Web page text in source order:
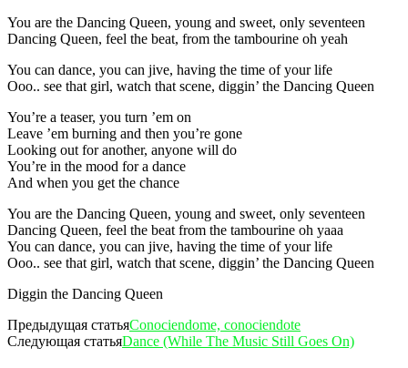
You are the Dancing Queen, young and sweet, only seventeen
Dancing Queen, feel the beat, from the tambourine oh yeah
You can dance, you can jive, having the time of your life
Ooo.. see that girl, watch that scene, diggin’ the Dancing Queen
You’re a teaser, you turn ’em on
Leave ’em burning and then you’re gone
Looking out for another, anyone will do
You’re in the mood for a dance
And when you get the chance
You are the Dancing Queen, young and sweet, only seventeen
Dancing Queen, feel the beat from the tambourine oh yaaa
You can dance, you can jive, having the time of your life
Ooo.. see that girl, watch that scene, diggin’ the Dancing Queen
Diggin the Dancing Queen
Предыдущая статьяConociendome, conociendote
Следующая статьяDance (While The Music Still Goes On)